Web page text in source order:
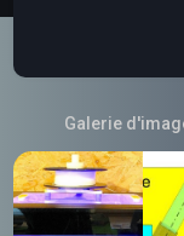
Galerie